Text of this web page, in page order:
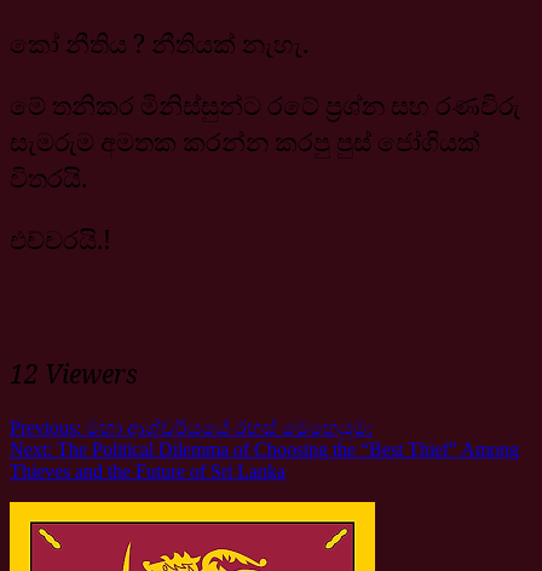
කෝ නීතිය ? නීතියක් නැහැ.
මේ තනිකර මිනිස්සුන්ට රටේ ප්‍රශ්න සහ රණවිරු
සැමරුම අමතක කරන්න කරපු පුස් ජෝගියක්
විතරයි.
එච්චරයි.!
12 Viewers
Previous: මහා ආශ්චර්යයේ රහස් මෙහෙයුම:
Next: The Political Dilemma of Choosing the “Best Thief” Among
Thieves and the Future of Sri Lanka